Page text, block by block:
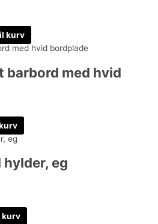
kurv
barbord med hvid
hylder, eg
kurv